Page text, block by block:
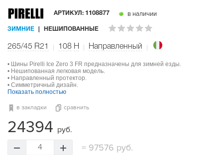
АРТИКУЛ: 1108877 в наличии
ЗИМНИЕ НЕШИПОВАННЫЕ
265/45 R21 108 H Направленный
• Шины Pirelli Ice Zero 3 FR предназначены для зимней езды.
• Нешипованная легковая модель.
• Направленный протектор.
• Симметричный дизайн.
Показать полностью
в закладки сравнить
24394 руб.
4 = 97576 руб.